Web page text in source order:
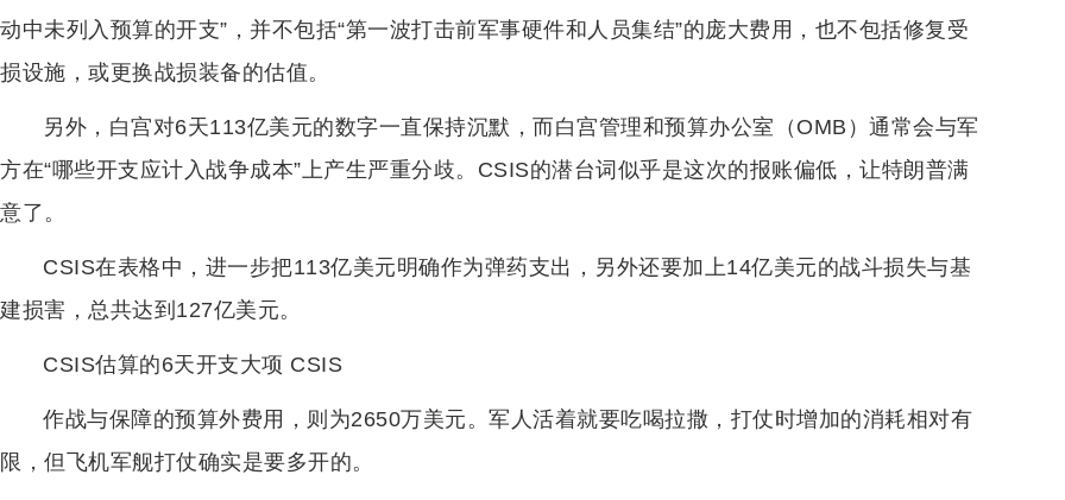
动中未列入预算的开支”，并不包括“第一波打击前军事硬件和人员集结”的庞大费用，也不包括修复受
损设施，或更换战损装备的估值。
另外，白宫对6天113亿美元的数字一直保持沉默，而白宫管理和预算办公室（OMB）通常会与军
方在“哪些开支应计入战争成本”上产生严重分歧。CSIS的潜台词似乎是这次的报账偏低，让特朗普满
意了。
CSIS在表格中，进一步把113亿美元明确作为弹药支出，另外还要加上14亿美元的战斗损失与基
建损害，总共达到127亿美元。
CSIS估算的6天开支大项 CSIS
作战与保障的预算外费用，则为2650万美元。军人活着就要吃喝拉撒，打仗时增加的消耗相对有
限，但飞机军舰打仗确实是要多开的。